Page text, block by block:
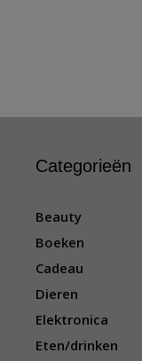
Categorieën
Beauty
Boeken
Cadeau
Dieren
Elektronica
Eten/drinken